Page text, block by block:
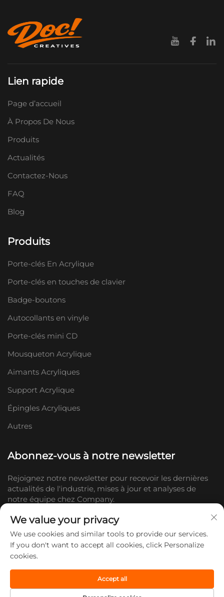
Lien rapide
Page d’accueil
À Propos De Nous
Produits
Actualités
Contactez-Nous
FAQ
Blog
Produits
Porte-clés En Acrylique
Porte-clés en touches de clavier
Badge-boutons
Autocollants en vinyle
Porte-clés mini CD
Mousqueton Acrylique
Aimants Acryliques
Support Acrylique
Épingles Acryliques
Autres
Abonnez-vous à notre newsletter
Rejoignez notre newsletter pour recevoir les dernières
actualités de l'industrie, mises à jour et analyses de
notre équipe chez Company.
Tous droits réservés. -
We value your privacy
We use cookies and similar tools to provide our services.
If you don't want to accept all cookies, click Personalize
cookies.
Accept all